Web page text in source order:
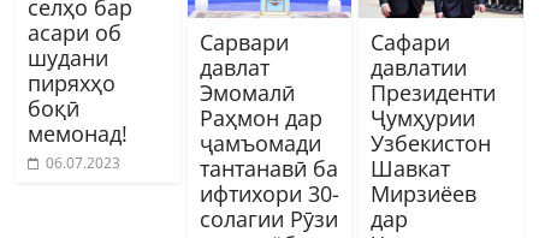
селҳо бар
асари об
шудани
пиряхҳо
боқӣ
мемонад!
06.07.2023
Сарвари
давлат
Эмомалӣ
Раҳмон дар
ҷамъомади
тантанавӣ ба
ифтихори 30-
солагии Рӯзи
Сафари
давлатии
Президенти
Ҷумҳурии
Узбекистон
Шавкат
Мирзиёев
дар